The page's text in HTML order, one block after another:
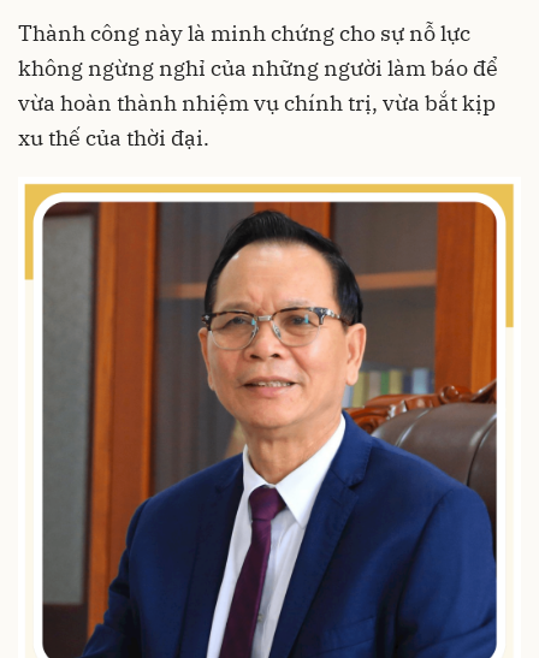
Thành công này là minh chứng cho sự nỗ lực
không ngừng nghỉ của những người làm báo để
vừa hoàn thành nhiệm vụ chính trị, vừa bắt kịp
xu thế của thời đại.